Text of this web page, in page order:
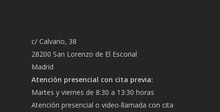
c/ Calvario, 38
28200 San Lorenzo de El Escorial
Madrid
Atención presencial con cita previa:
Martes y viernes de 8:30 a 13:30 horas
Atención presencial o video-llamada con cita